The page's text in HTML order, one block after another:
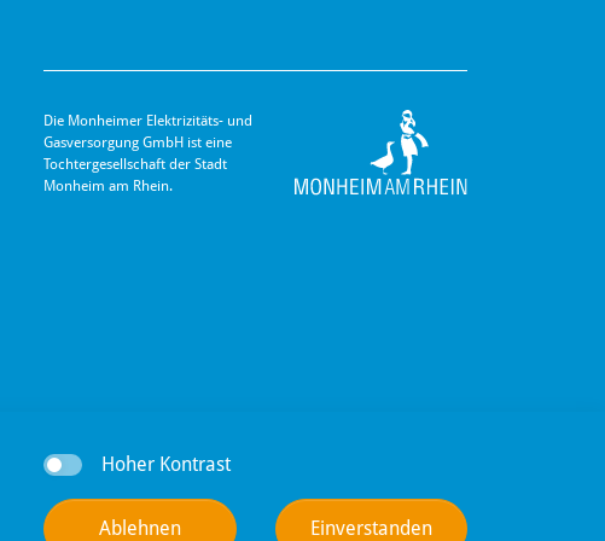
Die Monheimer Elektrizitäts- und
Gas­versorgung GmbH ist eine
Tochter­gesellschaft der Stadt
Monheim am Rhein.
Hoher Kontrast
Ablehnen Einverstanden